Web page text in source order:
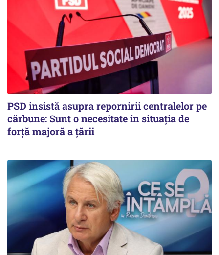
PSD insistă asupra repornirii centralelor pe
cărbune: Sunt o necesitate în situația de
forță majoră a țării